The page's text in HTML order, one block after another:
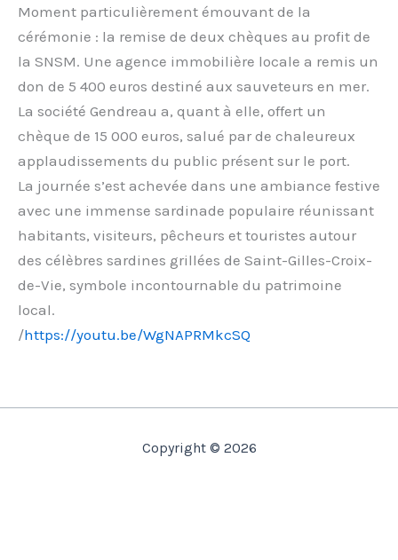
Moment particulièrement émouvant de la
cérémonie : la remise de deux chèques au profit de
la SNSM. Une agence immobilière locale a remis un
don de 5 400 euros destiné aux sauveteurs en mer.
La société Gendreau a, quant à elle, offert un
chèque de 15 000 euros, salué par de chaleureux
applaudissements du public présent sur le port.
La journée s’est achevée dans une ambiance festive
avec une immense sardinade populaire réunissant
habitants, visiteurs, pêcheurs et touristes autour
des célèbres sardines grillées de Saint-Gilles-Croix-
de-Vie, symbole incontournable du patrimoine
local.
/https://youtu.be/WgNAPRMkcSQ
Copyright © 2026